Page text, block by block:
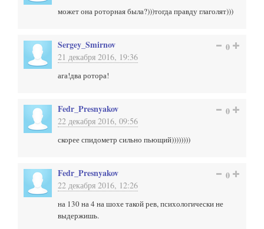
может она роторная была?)))тогда правду глаголят)))
Sergey_Smirnov
21 декабря 2016, 19:36
0
ага!два ротора!
Fedr_Presnyakov
22 декабря 2016, 09:56
0
скорее спидометр сильно пьющий))))))))
Fedr_Presnyakov
22 декабря 2016, 12:26
0
на 130 на 4 на шохе такой рев, психологически не
выдержишь.